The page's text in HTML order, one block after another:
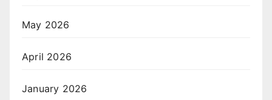
May 2026
April 2026
January 2026